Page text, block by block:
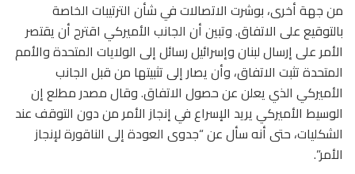
من جهة أخرى، بوشرت الاتصالات في شأن الترتيبات الخاصة
بالتوقيع على الاتفاق. وتبين أن الجانب الأميركي اقترح أن يقتصر
الأمر على إرسال لبنان وإسرائيل رسائل إلى الولايات المتحدة والأمم
المتحدة تثبت الاتفاق، وأن يصار إلى تثبيتها من قبل الجانب
الأميركي الذي يعلن عن حصول الاتفاق. وقال مصدر مطلع إن
الوسيط الأميركي يريد الإسراع في إنجاز الأمر من دون التوقف عند
الشكليات، حتى أنه سأل عن “جدوى العودة إلى الناقورة لإنجاز
الأمر”.